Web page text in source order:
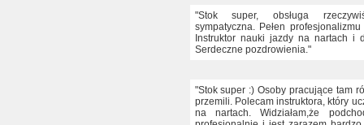
"Stok super, obsługa
sympatyczna. Pełen
Instruktor nauki jazdy na nartach i
Serdeczne pozdrowienia."
"Stok super :) Osoby pracujące tam
przemili. Polecam instruktora, który
na nartach. Widziałam,że